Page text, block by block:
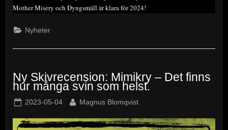
Mother Misery och Dyngsmäll är klara för 2024!
Nyheter
Ny Skivrecension: Mimikry – Det finns
hur många svin som helst.
Posted
2023-05-04 By
Magnus Blomqvist